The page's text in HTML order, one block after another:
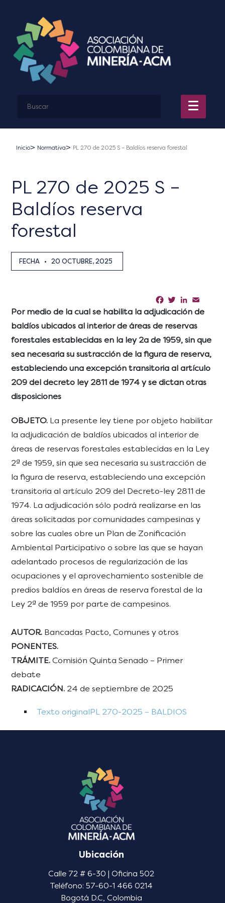
Inicio Normativa PL 270 de 2025 S – Baldíos reserva forestal
PL 270 de 2025 S –
Baldíos reserva
forestal
FECHA • 20 OCTUBRE, 2025
Facebook
TwitterLinkedIn
Por medio de la cual se habilita la adjudicación de
baldíos ubicados al interior de áreas de reservas
forestales establecidas en la ley 2a de 1959, sin que
sea necesaria su sustracción de la figura de reserva,
estableciendo una excepción transitoria al artículo
209 del decreto ley 2811 de 1974 y se dictan otras
disposiciones
OBJETO. La presente ley tiene por objeto habilitar
la adjudicación de baldíos ubicados al interior de
áreas de reservas forestales establecidas en la Ley
2ª de 1959, sin que sea necesaria su sustracción de
la figura de reserva, estableciendo una excepción
transitoria al artículo 209 del Decreto-ley 2811 de
1974. La adjudicación sólo podrá realizarse en las
áreas solicitadas por comunidades campesinas y
sobre las cuales obre un Plan de Zonificación
Ambiental Participativo o sobre las que se hayan
adelantado procesos de regularización de las
ocupaciones y el aprovechamiento sostenible de
predios baldíos en áreas de reserva forestal de la
Ley 2ª de 1959 por parte de campesinos.
AUTOR. Bancadas Pacto, Comunes y otros
PONENTES.
TRÁMITE. Comisión Quinta Senado – Primer
debate
RADICACIÓN. 24 de septiembre de 2025
Texto originalPL 270-2025 – BALDIOS
Ubicación
Calle 72 # 6-30 | Oficina 502
Teléfono: 57-60-1 466 0214
Bogotá D.C, Colombia